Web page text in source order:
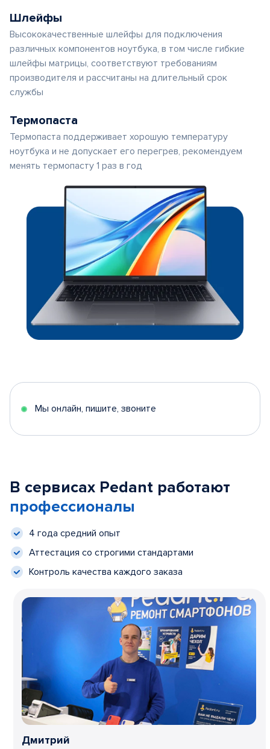
Шлейфы
Высококачественные шлейфы для подключения
различных компонентов ноутбука, в том числе гибкие
шлейфы матрицы, соответствуют требованиям
производителя и рассчитаны на длительный срок
службы
Термопаста
Термопаста поддерживает хорошую температуру
ноутбука и не допускает его перегрев, рекомендуем
менять термопасту 1 раз в год
Мы онлайн, пишите, звоните
В сервисах Pedant работают
профессионалы
4 года средний опыт
Аттестация со строгими стандартами
Контроль качества каждого заказа
Дмитрий